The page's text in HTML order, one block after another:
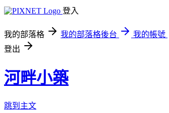
登入
我的部落格 我的部落格後台
我的帳號
登出
河畔小築
跳到主文